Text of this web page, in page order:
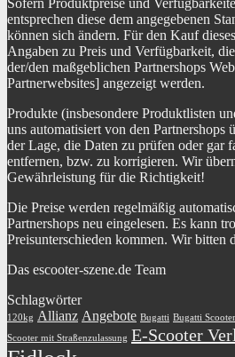
Sofern Produktpreise und
entsprechen diese dem angegebenen
können sich ändern. Für den Kauf
Angaben zu Preis und Verfügbarkeit,
der/den maßgeblichen Partnershops
Partnerwebsites] angezeigt werden.
Produkte (insbesondere Produktlisten
uns automatisiert von den
der Lage, die Daten zu prüfen oder gar
entfernen, bzw. zu korrigieren. Wir
Gewährleistung für die Richtigkeit!
Die Preise werden regelmäßig
Partnershops neu eingelesen. Es kann
Preisunterschieden kommen. Wir bitten
Das escooter-szene.de Team
Schlagwörter
120kg Allianz Angebote Bugatti Bugatti Scooter
Scooter mit Straßenzulassung E-Scooter